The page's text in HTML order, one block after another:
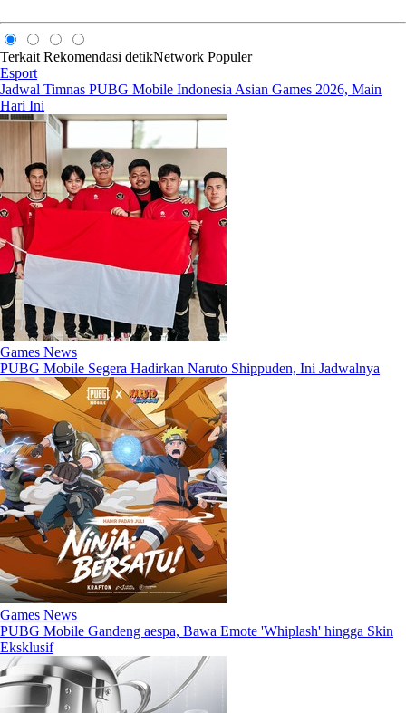
Terkait Rekomendasi detikNetwork Populer
Esport
Jadwal Timnas PUBG Mobile Indonesia Asian Games 2026, Main
Hari Ini
Games News
PUBG Mobile Segera Hadirkan Naruto Shippuden, Ini Jadwalnya
Games News
PUBG Mobile Gandeng aespa, Bawa Emote 'Whiplash' hingga Skin
Eksklusif